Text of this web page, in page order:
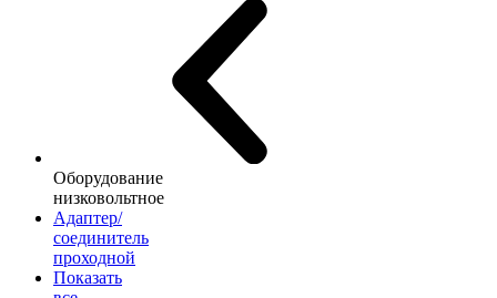
Оборудование
низковольтное
Адаптер/
соединитель
проходной
Показать